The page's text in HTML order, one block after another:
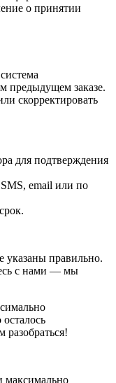
о принятии
предыдущем заказе.
скорректировать
для подтверждения
SMS, email или по
указаны правильно.
с нами — мы
максимально